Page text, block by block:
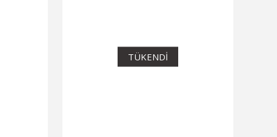
TÜKENDİ